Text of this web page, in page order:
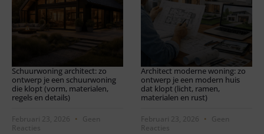
Schuurwoning architect: zo
ontwerp je een schuurwoning
die klopt (vorm, materialen,
regels en details)
Februari 23, 2026
Geen
Reacties
Architect moderne woning: zo
ontwerp je een modern huis
dat klopt (licht, ramen,
materialen en rust)
Februari 23, 2026
Geen
Reacties